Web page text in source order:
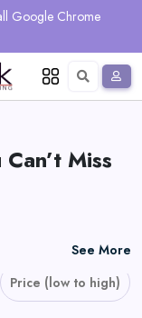
Google Chrome
Miss
See More
Price (low to high)